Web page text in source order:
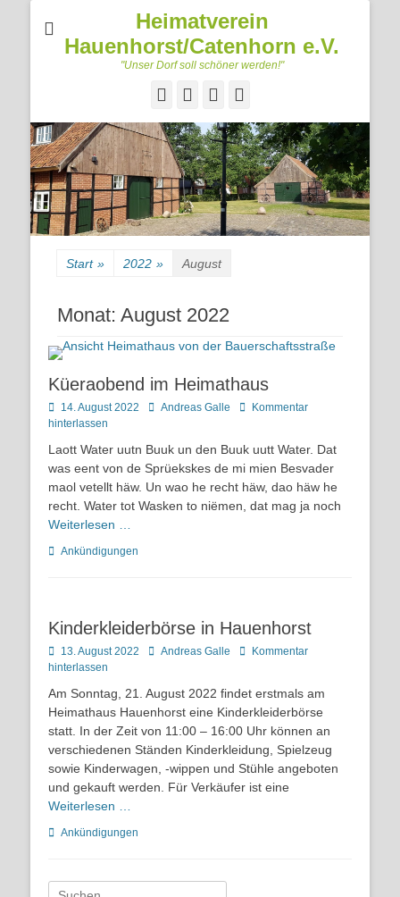
Heimatverein
Hauenhorst/Catenhorn e.V.
"Unser Dorf soll schöner werden!"
FacebookGoogleplus
Start » 2022 » August
Monat: August 2022
Küeraobend im Heimathaus
Posted
on
14. August 2022 AutorAndreas Galle
Kommentar
hinterlassen
Laott Water uutn Buuk un den Buuk uutt Water. Dat
was eent von de Sprüekskes de mi mien Besvader
maol vetellt häw. Un wao he recht häw, dao häw he
recht. Water tot Wasken to niëmen, dat mag ja noch
Weiterlesen …
Kategorien
Ankündigungen
Kinderkleiderbörse in Hauenhorst
Posted
on
13. August 2022 AutorAndreas Galle
Kommentar
hinterlassen
Am Sonntag, 21. August 2022 findet erstmals am
Heimathaus Hauenhorst eine Kinderkleiderbörse
statt. In der Zeit von 11:00 – 16:00 Uhr können an
verschiedenen Ständen Kinderkleidung, Spielzeug
sowie Kinderwagen, -wippen und Stühle angeboten
und gekauft werden. Für Verkäufer ist eine
Weiterlesen …
Kategorien
Ankündigungen
Suchen